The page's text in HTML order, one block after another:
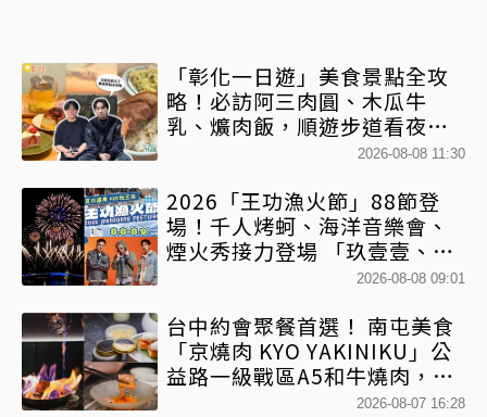
「彰化一日遊」美食景點全攻
略！必訪阿三肉圓、木瓜牛
乳、爌肉飯，順遊步道看夜景
2026-08-08 11:30
2026「王功漁火節」88節登
場！千人烤蚵、海洋音樂會、
煙火秀接力登場 「玖壹壹、美
2026-08-08 09:01
台中約會聚餐首選！ 南屯美食
「京燒肉 KYO YAKINIKU」公
益路一級戰區A5和牛燒肉，京
平雙人套餐全程專人代烤2026-08-07 16:28